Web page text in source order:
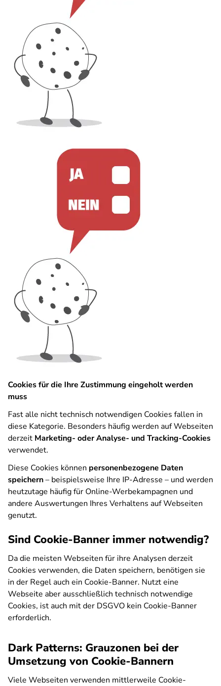
Cookies für die Ihre Zustimmung eingeholt werden
muss
Fast alle nicht technisch notwendigen Cookies fallen in
diese Kategorie. Besonders häufig werden auf Webseiten
derzeit Marketing- oder Analyse- und Tracking-Cookies
verwendet.
Diese Cookies können personenbezogene Daten
speichern– beispielsweise Ihre IP-Adresse – und werden
heutzutage häufig für Online-Werbekampagnen und
andere Auswertungen Ihres Verhaltens auf Webseiten
genutzt.
Sind Cookie-Banner immer notwendig?
Da die meisten Webseiten für ihre Analysen derzeit
Cookies verwenden, die Daten speichern, benötigen sie
in der Regel auch ein Cookie-Banner. Nutzt eine
Webseite aber ausschließlich technisch notwendige
Cookies, ist auch mit der DSGVO kein Cookie-Banner
erforderlich.
Dark Patterns: Grauzonen bei der
Umsetzung von Cookie-Bannern
Viele Webseiten verwenden mittlerweile Cookie-